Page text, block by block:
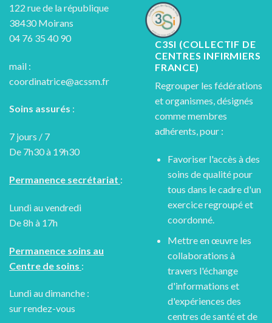
122 rue de la république
38430 Moirans
04 76 35 40 90
mail :
coordinatrice@acssm.fr
Soins assurés :
7 jours / 7
De 7h30 à 19h30
Permanence secrétariat :
Lundi au vendredi
De 8h à 17h
Permanence soins au
Centre de soins :
Lundi au dimanche :
sur rendez-vous
C3SI (COLLECTIF DE
CENTRES INFIRMIERS
FRANCE)
Regrouper les fédérations
et organismes, désignés
comme membres
adhérents, pour :
Favoriser l'accès à des
soins de qualité pour
tous dans le cadre d'un
exercice regroupé et
coordonné.
Mettre en œuvre les
collaborations à
travers l'échange
d'informations et
d'expériences des
centres de santé et de